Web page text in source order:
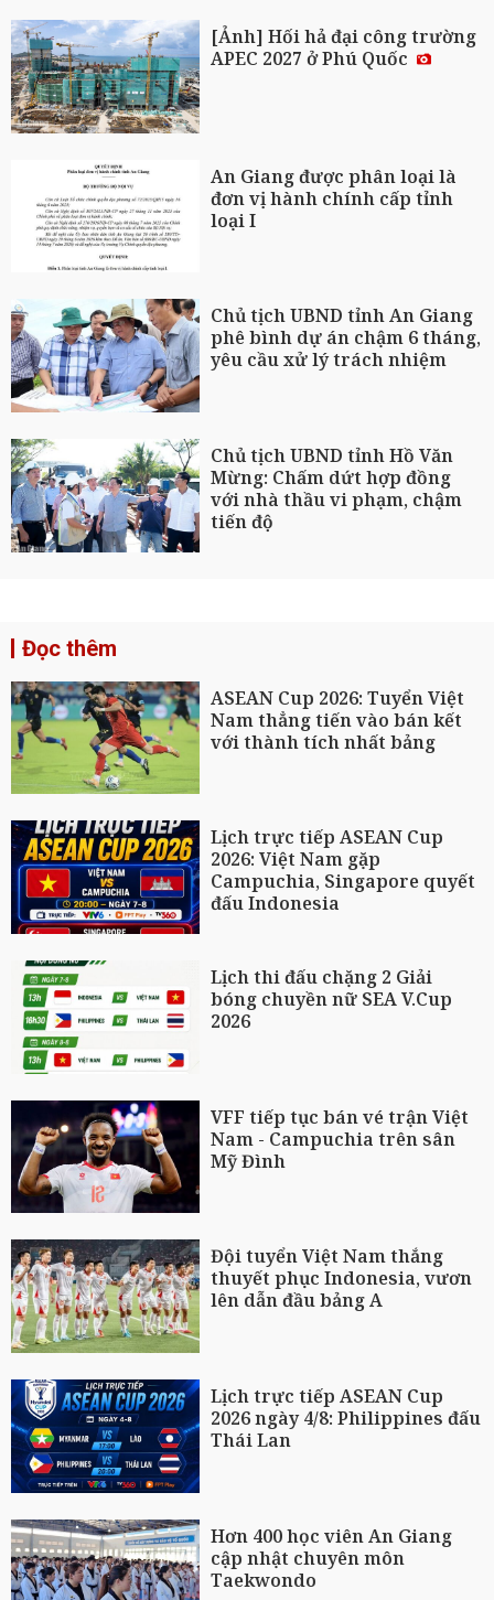
[Ảnh] Hối hả đại công trường
APEC 2027 ở Phú Quốc
An Giang được phân loại là
đơn vị hành chính cấp tỉnh
loại I
Chủ tịch UBND tỉnh An Giang
phê bình dự án chậm 6 tháng,
yêu cầu xử lý trách nhiệm
Chủ tịch UBND tỉnh Hồ Văn
Mừng: Chấm dứt hợp đồng
với nhà thầu vi phạm, chậm
tiến độ
Đọc thêm
ASEAN Cup 2026: Tuyển Việt
Nam thẳng tiến vào bán kết
với thành tích nhất bảng
Lịch trực tiếp ASEAN Cup
2026: Việt Nam gặp
Campuchia, Singapore quyết
đấu Indonesia
Lịch thi đấu chặng 2 Giải
bóng chuyền nữ SEA V.Cup
2026
VFF tiếp tục bán vé trận Việt
Nam - Campuchia trên sân
Mỹ Đình
Đội tuyển Việt Nam thắng
thuyết phục Indonesia, vươn
lên dẫn đầu bảng A
Lịch trực tiếp ASEAN Cup
2026 ngày 4/8: Philippines đấu
Thái Lan
Hơn 400 học viên An Giang
cập nhật chuyên môn
Taekwondo